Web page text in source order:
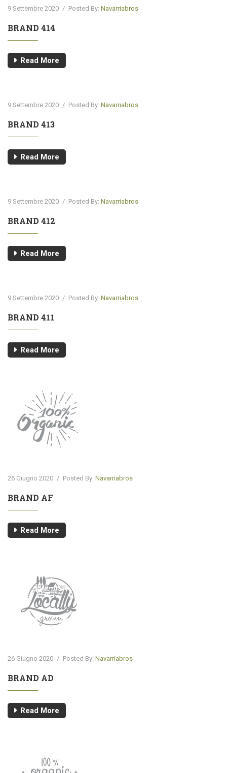
9 Settembre 2020 / Posted By: Navarriabros
BRAND 414
Read More
9 Settembre 2020 / Posted By: Navarriabros
BRAND 413
Read More
9 Settembre 2020 / Posted By: Navarriabros
BRAND 412
Read More
9 Settembre 2020 / Posted By: Navarriabros
BRAND 411
Read More
26 Giugno 2020 / Posted By: Navarriabros
BRAND AF
Read More
26 Giugno 2020 / Posted By: Navarriabros
BRAND AD
Read More